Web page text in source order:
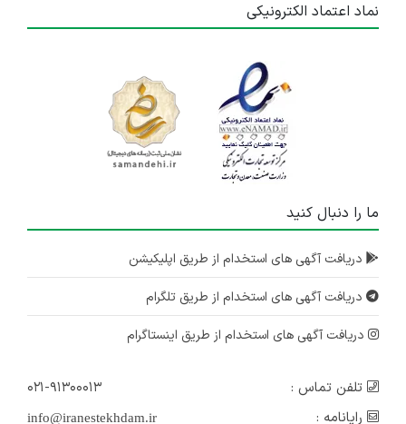
نماد اعتماد الکترونیکی
ما را دنبال کنید
دریافت آگهی های استخدام از طریق اپلیکیشن
دریافت آگهی های استخدام از طریق تلگرام
دریافت آگهی های استخدام از طریق اینستاگرام
تلفن تماس :
۰۲۱-۹۱۳۰۰۰۱۳
رایانامه :
info@iranestekhdam.ir